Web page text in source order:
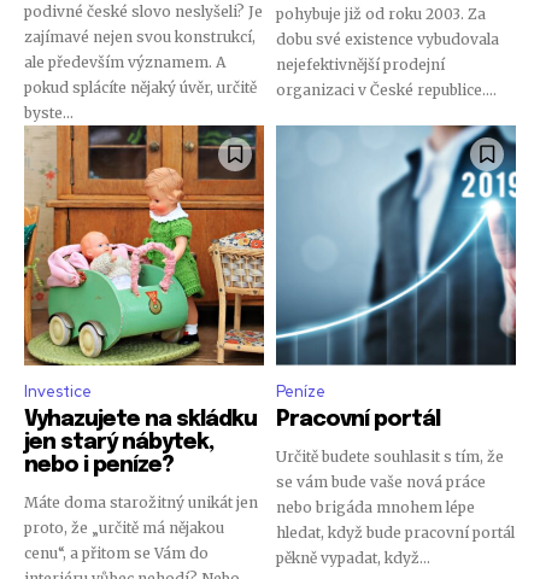
podivné české slovo neslyšeli? Je
zajímavé nejen svou konstrukcí,
ale především významem. A
pokud splácíte nějaký úvěr, určitě
byste...
pohybuje již od roku 2003. Za
dobu své existence vybudovala
nejefektivnější prodejní
organizaci v České republice....
Investice
Vyhazujete na skládku
jen starý nábytek,
nebo i peníze?
Máte doma starožitný unikát jen
proto, že „určitě má nějakou
cenu“, a přitom se Vám do
Peníze
Pracovní portál
Určitě budete souhlasit s tím, že
se vám bude vaše nová práce
nebo brigáda mnohem lépe
hledat, když bude pracovní portál
pěkně vypadat, když...